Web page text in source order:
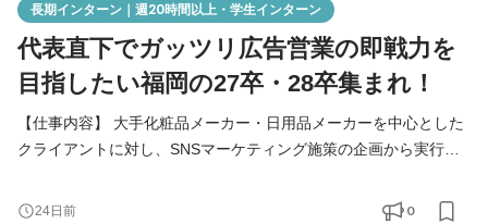
長期インターン｜週20時間以上・学生インターン
代表直下でガッツリ広告営業の即戦力を
目指したい福岡の27卒・28卒集まれ！
【仕事内容】 大手化粧品メーカー・日用品メーカーを中心とした
クライアントに対し、SNSマーケティング施策の企画から実行ま
同じプロジェクトに入り、企画・提案・進行管理をサポートして
24日前 0